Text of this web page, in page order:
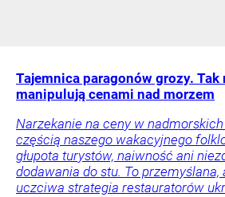
Tajemnica paragonów grozy.
manipulują cenami nad morzem
Narzekanie na ceny w
częścią naszego wakacyjnego
głupota turystów, naiwność ani
dodawania do stu. To przemyślana,
uczciwa strategia restauratorów